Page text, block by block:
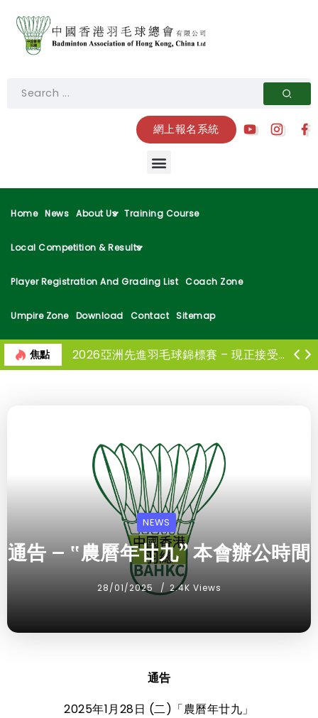
網上報名系統
Home News About Us Training Course
Local Competition & Results
Player Registration And Grading List Coach Zone
Umpire Zone Download Contact Sitemap
焦點 2026亞洲先進羽毛球錦標賽 – 現正接受報名
NEWS
通告 – ‟農曆年廿九” 本會辦公時間
28/01/2025 2.4K Views
通告
2025年1月28日 (二)「農曆年廿九」